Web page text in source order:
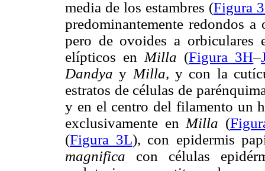
media de los estambres (Figura
predominantemente redondos
pero de ovoides a orbiculares
elípticos en Milla (Figura 3H–
Dandyay Milla, y con la
estratos de células de
y en el centro del filamento un
exclusivamente en Milla (
(Figura 3L), con epidermis
magnifica con células